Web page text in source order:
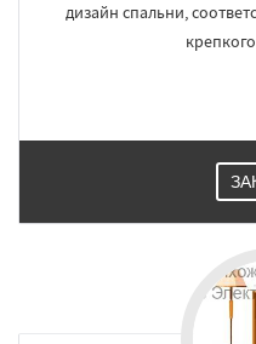
дизайн спальни,